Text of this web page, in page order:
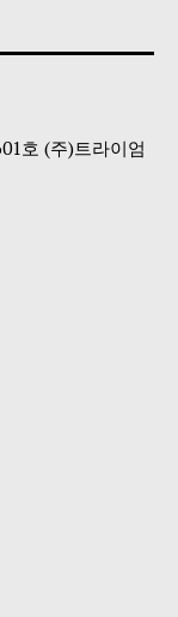
호 (주)트라이엄